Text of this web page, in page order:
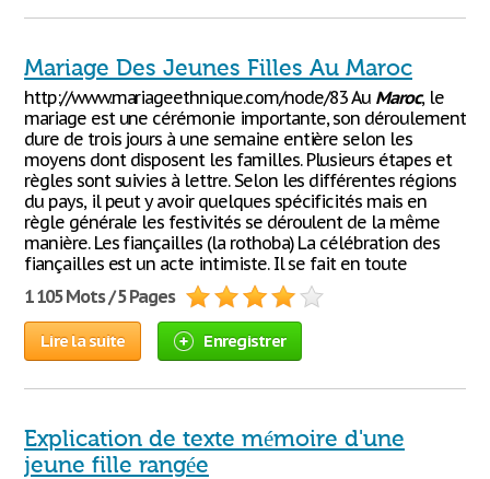
Mariage Des Jeunes Filles Au Maroc
http://www.mariageethnique.com/node/83 Au Maroc, le
mariage est une cérémonie importante, son déroulement
dure de trois jours à une semaine entière selon les
moyens dont disposent les familles. Plusieurs étapes et
règles sont suivies à lettre. Selon les différentes régions
du pays, il peut y avoir quelques spécificités mais en
règle générale les festivités se déroulent de la même
manière. Les fiançailles (la rothoba) La célébration des
fiançailles est un acte intimiste. Il se fait en toute
1 105 Mots / 5 Pages
Lire la suite Enregistrer
Explication de texte mémoire d'une
jeune fille rangée